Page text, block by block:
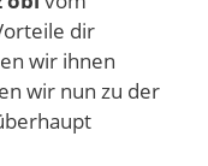
dir
wir ihnen
wir nun zu der